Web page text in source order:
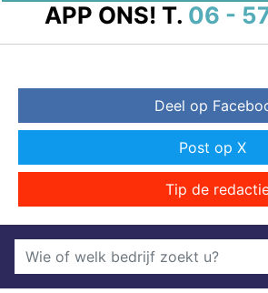
APP ONS! T. 06 -
Deel op
Post op X
Tip de